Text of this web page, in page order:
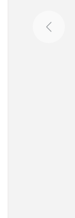
Previous